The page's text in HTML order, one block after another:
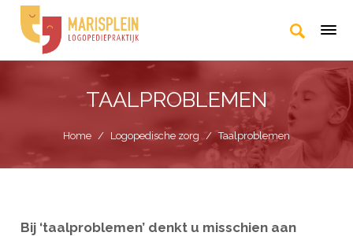
TAALPROBLEMEN
Home / Logopedische zorg / Taalproblemen
Bij ‘taalproblemen’ denkt u misschien aan